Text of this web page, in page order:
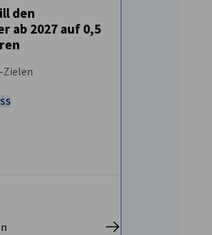
den
ab 2027 auf 0,5
Zielen